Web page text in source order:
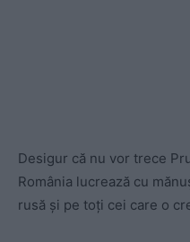
Desigur că nu vor trece
România lucrează cu
rusă și pe toți cei care o